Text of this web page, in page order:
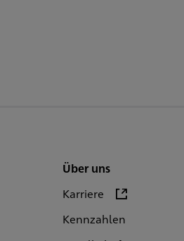
Über uns
Karriere
Kennzahlen